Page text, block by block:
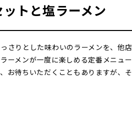
トと塩ラーメン
さりとした味わいのラーメンを、他
ーメンが一度に楽しめる定番メニュ
お待ちいただくこともありますが、